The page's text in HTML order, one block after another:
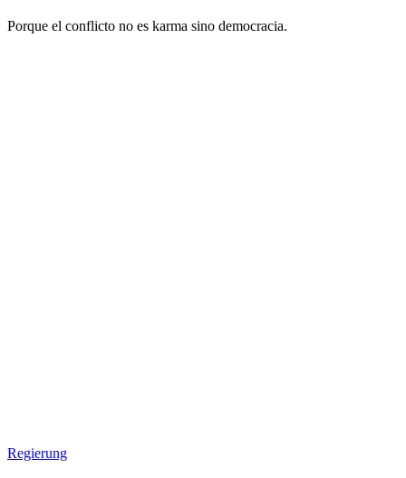
Porque el conflicto no es karma sino democracia.
Regierung